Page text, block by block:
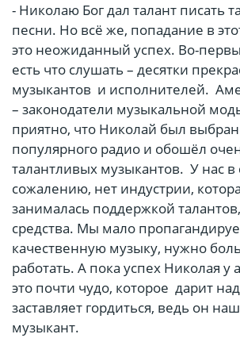
- Николаю Бог дал талант писать
песни. Но всё же, попадание в
это неожиданный успех. Во-
есть что слушать – десятки
музыкантов и исполнителей.
– законодатели музыкальной
приятно, что Николай был
популярного радио и обошёл
талантливых музыкантов. У нас в
сожалению, нет индустрии,
занималась поддержкой
средства. Мы мало
качественную музыку, нужно
работать. А пока успех Николая
это почти чудо, которое дарит
заставляет гордиться, ведь он
музыкант.